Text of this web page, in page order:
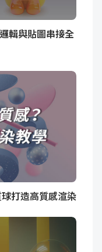
輯與貼圖串接全
打造高質感渲染